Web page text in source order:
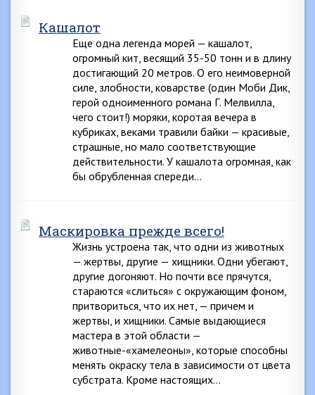
Кашалот
Еще одна легенда морей — кашалот,
огромный кит, весящий 35-50 тонн и в длину
достигающий 20 метров. О его неимоверной
силе, злобности, коварстве (один Моби Дик,
герой одноименного романа Г. Мелвилла,
чего стоит!) моряки, коротая вечера в
кубриках, веками травили байки — красивые,
страшные, но мало соответствующие
действительности. У кашалота огромная, как
бы обрубленная спереди…
Маскировка прежде всего!
Жизнь устроена так, что одни из животных
— жертвы, другие — хищники. Одни убегают,
другие догоняют. Но почти все прячутся,
стараются «слиться» с окружающим фоном,
притвориться, что их нет, — причем и
жертвы, и хищники. Самые выдающиеся
мастера в этой области —
животные-«хамелеоны», которые способны
менять окраску тела в зависимости от цвета
субстрата. Кроме настоящих…